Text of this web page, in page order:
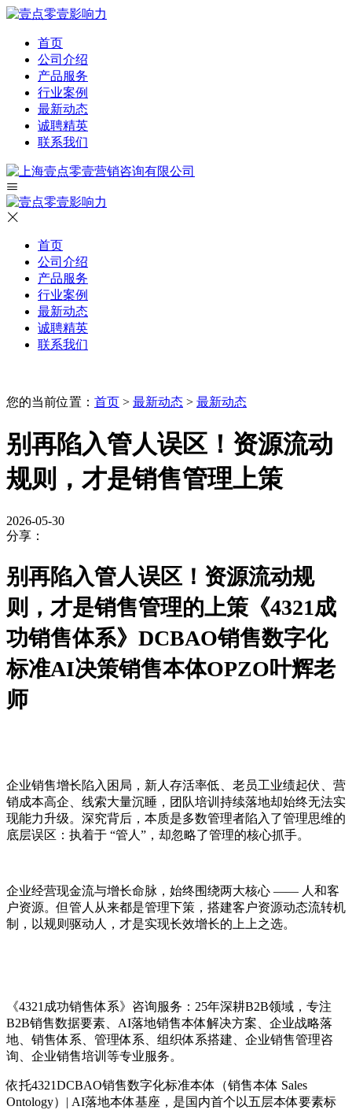
首页
公司介绍
产品服务
行业案例
最新动态
诚聘精英
联系我们
首页
公司介绍
产品服务
行业案例
最新动态
诚聘精英
联系我们
您的当前位置： 首页 > 最新动态 > 最新动态
别再陷入管人误区！资源流动
规则，才是销售管理上策
2026-05-30
分享：
别再陷入管人误区！资源流动规
则，才是销售管理的上策《4321成
功销售体系》DCBAO销售数字化
标准AI决策销售本体OPZO叶辉老
师
企业销售增长陷入困局，新人存活率低、老员工业绩起伏、营
销成本高企、线索大量沉睡，团队培训持续落地却始终无法实
现能力升级。深究背后，本质是多数管理者陷入了管理思维的
底层误区：执着于 “管人”，却忽略了管理的核心抓手。
企业经营现金流与增长命脉，始终围绕两大核心 —— 人和客
户资源。但管人从来都是管理下策，搭建客户资源动态流转机
制，以规则驱动人，才是实现长效增长的上上之选。
《4321成功销售体系》咨询服务：25年深耕B2B领域， 专注
B2B销售数据要素、AI落地销售本体解决方案、企业战略落
地、销售体系、管理体系、组织体系搭建、企业销售管理咨
询、企业销售培训等专业服务。
依托4321DCBAO销售数字化标准本体（销售本体 Sales
Ontology）| AI落地本体基座，是国内首个以五层本体要素标